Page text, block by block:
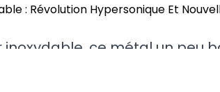
ce métal un peu